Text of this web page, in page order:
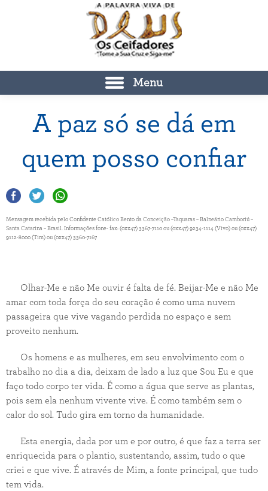
Menu
A paz só se dá em
quem posso confiar
Mensagem recebida pelo Confidente Católico Bento da Conceição –Taquaras – Balneário Camboriú –
Santa Catarina – Brasil. Informações fone- fax: (0xx47) 3367-7110 ou (0xx47) 9234-1114 (Vivo) ou (0xx47)
9112-8000 (Tim) ou (0xx47) 3360-7167
Olhar-Me e não Me ouvir é falta de fé. Beijar-Me e não Me
amar com toda força do seu coração é como uma nuvem
passageira que vive vagando perdida no espaço e sem
proveito nenhum.
Os homens e as mulheres, em seu envolvimento com o
trabalho no dia a dia, deixam de lado a luz que Sou Eu e que
faço todo corpo ter vida. É como a água que serve as plantas,
pois sem ela nenhum vivente vive. É como também sem o
calor do sol. Tudo gira em torno da humanidade.
Esta energia, dada por um e por outro, é que faz a terra ser
enriquecida para o plantio, sustentando, assim, tudo o que
criei e que vive. É através de Mim, a fonte principal, que tudo
tem vida.